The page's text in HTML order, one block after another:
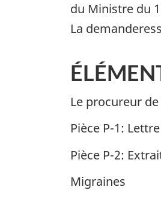
du Ministre du
La
Le procureur
Pièce P-1:
Pièce P-2:
Migraines